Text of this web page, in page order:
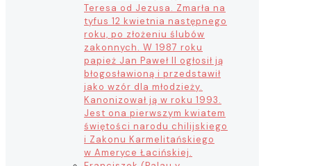
Teresa od Jezusa. Zmarła na
tyfus 12 kwietnia następnego
roku, po złożeniu ślubów
zakonnych. W 1987 roku
papież Jan Paweł II ogłosił ją
błogosławioną i przedstawił
jako wzór dla młodzieży.
Kanonizował ją w roku 1993.
Jest ona pierwszym kwiatem
świętości narodu chilijskiego
i Zakonu Karmelitańskiego
w Ameryce Łacińskiej.